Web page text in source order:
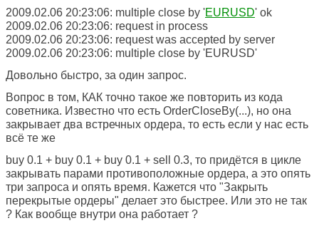
2009.02.06 20:23:06: multiple close by 'EURUSD' ok
2009.02.06 20:23:06: request in process
2009.02.06 20:23:06: request was accepted by server
2009.02.06 20:23:06: multiple close by 'EURUSD'
Довольно быстро, за один запрос.
Вопрос в том, КАК точно такое же повторить из кода
советника. Известно что есть OrderCloseBy(...), но она
закрывает два встречных ордера, то есть если у нас есть
всё те же
buy 0.1 + buy 0.1 + buy 0.1 + sell 0.3, то придётся в цикле
закрывать парами противоположные ордера, а это опять
три запроса и опять время. Кажется что "Закрыть
перекрытые ордеры" делает это быстрее. Или это не так
? Как вообще внутри она работает ?